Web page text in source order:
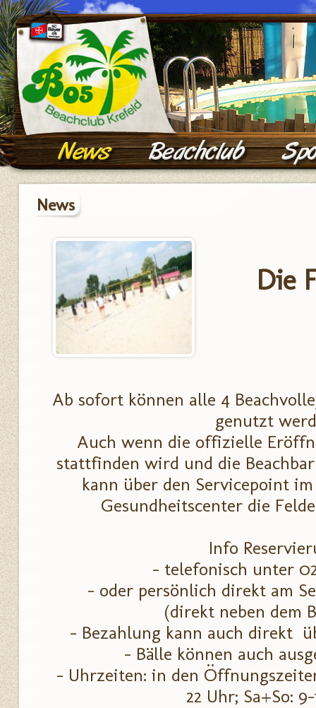
News
Die
Ab sofort können alle 4
genutzt
Auch wenn die offizielle
stattfinden wird und die
kann über den Servicepoint
Gesundheitscenter die
Info
- telefonisch unter
- oder persönlich direkt am
(direkt neben dem
- Bezahlung kann auch direkt
- Bälle können auch
- Uhrzeiten: in den
22 Uhr; Sa+So: